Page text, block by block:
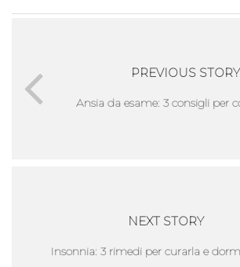
PREVIOUS STORY
Ansia da esame: 3 consigli per
NEXT STORY
Insonnia: 3 rimedi per curarla e